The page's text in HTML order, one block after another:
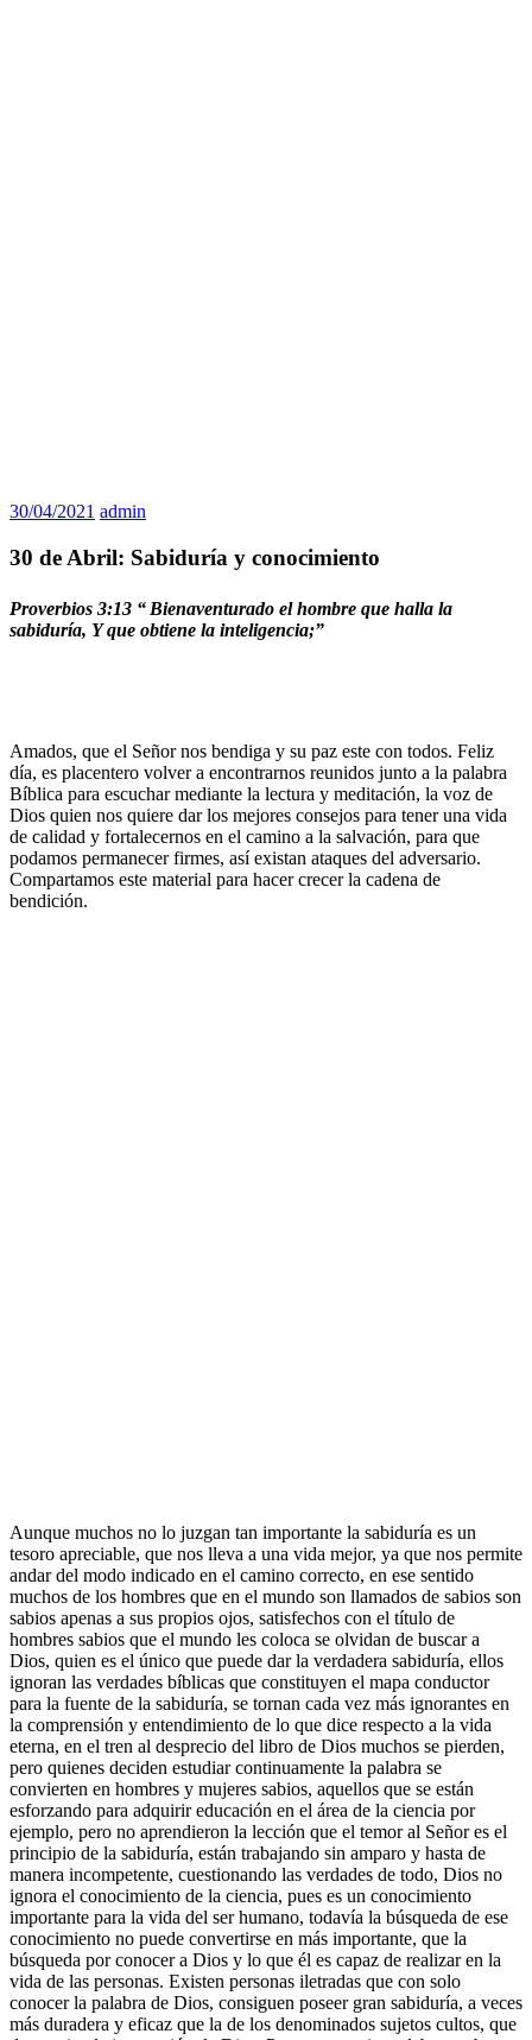
30/04/2021 admin
30 de Abril: Sabiduría y conocimiento
Proverbios 3:13 “ Bienaventurado el hombre que halla la
sabiduría, Y que obtiene la inteligencia;”
Amados, que el Señor nos bendiga y su paz este con todos. Feliz
día, es placentero volver a encontrarnos reunidos junto a la palabra
Bíblica para escuchar mediante la lectura y meditación, la voz de
Dios quien nos quiere dar los mejores consejos para tener una vida
de calidad y fortalecernos en el camino a la salvación, para que
podamos permanecer firmes, así existan ataques del adversario.
Compartamos este material para hacer crecer la cadena de
bendición.
Aunque muchos no lo juzgan tan importante la sabiduría es un
tesoro apreciable, que nos lleva a una vida mejor, ya que nos permite
andar del modo indicado en el camino correcto, en ese sentido
muchos de los hombres que en el mundo son llamados de sabios son
sabios apenas a sus propios ojos, satisfechos con el título de
hombres sabios que el mundo les coloca se olvidan de buscar a
Dios, quien es el único que puede dar la verdadera sabiduría, ellos
ignoran las verdades bíblicas que constituyen el mapa conductor
para la fuente de la sabiduría, se tornan cada vez más ignorantes en
la comprensión y entendimiento de lo que dice respecto a la vida
eterna, en el tren al desprecio del libro de Dios muchos se pierden,
pero quienes deciden estudiar continuamente la palabra se
convierten en hombres y mujeres sabios, aquellos que se están
esforzando para adquirir educación en el área de la ciencia por
ejemplo, pero no aprendieron la lección que el temor al Señor es el
principio de la sabiduría, están trabajando sin amparo y hasta de
manera incompetente, cuestionando las verdades de todo, Dios no
ignora el conocimiento de la ciencia, pues es un conocimiento
importante para la vida del ser humano, todavía la búsqueda de ese
conocimiento no puede convertirse en más importante, que la
búsqueda por conocer a Dios y lo que él es capaz de realizar en la
vida de las personas. Existen personas iletradas que con solo
conocer la palabra de Dios, consiguen poseer gran sabiduría, a veces
más duradera y eficaz que la de los denominados sujetos cultos, que